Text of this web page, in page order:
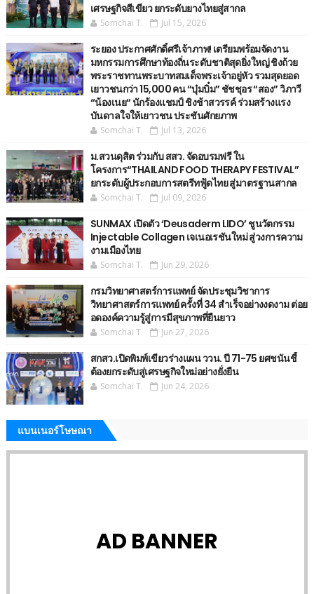
เศรษฐกิจสีเขียว ยกระดับยางไทยสู่สากล
Somchai T. Jul 15, 2026
ระยอง ประกาศศักดิ์ศรีเจ้าภาพ! เตรียมพร้อมจัดงาน
มหกรรมการศึกษาท้องถิ่นระดับชาติสุดยิ่งใหญ่ ชิงถ้วย
พระราชทานพระบาทสมเด็จพระเจ้าอยู่หัว รวมสุดยอด
เยาวชนกว่า 15,000 คน “บุ๋มบิ๋ม” ชัชชุอร “สอง” วิภาวี
“น้องเนย“ นักร้องแชมป์ ชิงช้าสวรรค์ ร่วมสร้างแรง
บันดาลใจให้เยาวชน ประชันศักยภาพ
Somchai T. Jul 13, 2026
ม.สวนดุสิต ร่วมกับ สสว. จัดอบรมฟรี ใน
โครงการ“THAILAND FOOD THERAPY FESTIVAL”
ยกระดับผู้ประกอบการสตรีทฟู้ดไทย สู่มาตรฐานสากล
Somchai T. Jul 09, 2026
SUNMAX เปิดตัว ‘Deusaderm LIDO’ ชูนวัตกรรม
Injectable Collagen เจเนอเรชันใหม่ สู่วงการความ
งามเมืองไทย
Somchai T. Jun 29, 2026
กรมวิทยาศาสตร์การแพทย์ จัดประชุมวิชาการ
วิทยาศาสตร์การแพทย์ ครั้งที่ 34 สำเร็จอย่างงดงาม ต่อย
อดองค์ความรู้สู่การมีสุขภาพที่ยืนยาว
Somchai T. Jun 27, 2026
สกสว.เปิดพิมพ์เขียวร่างแผน ววน. ปี 71-75 ยศชนันชี้
ต้องยกระดับสู่เศรษฐกิจใหม่อย่างยั่งยืน
Somchai T. Jun 24, 2026
แบนเนอร์โษษณา
AD BANNER